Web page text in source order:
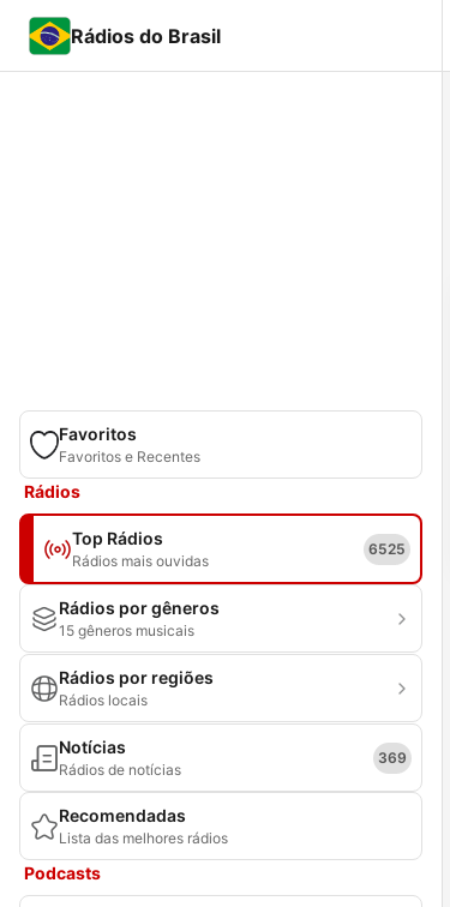
Rádios do Brasil
Favoritos
Favoritos e Recentes
Rádios
Top Rádios
Rádios mais ouvidas
6525
Rádios por gêneros
15 gêneros musicais
Rádios por regiões
Rádios locais
Notícias
Rádios de notícias
369
Recomendadas
Lista das melhores rádios
Podcasts